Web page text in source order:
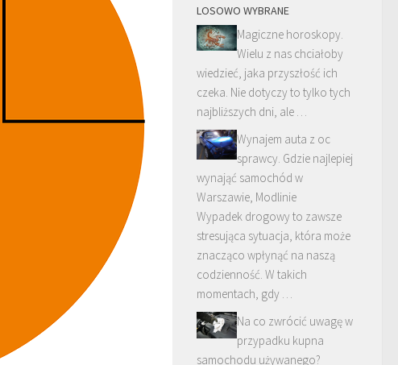
LOSOWO WYBRANE
Magiczne horoskopy.
Wielu z nas chciałoby
wiedzieć, jaka przyszłość ich
czeka. Nie dotyczy to tylko tych
najbliższych dni, ale …
Wynajem auta z oc
sprawcy. Gdzie najlepiej
wynająć samochód w
Warszawie, Modlinie
Wypadek drogowy to zawsze
stresująca sytuacja, która może
znacząco wpłynąć na naszą
codzienność. W takich
momentach, gdy …
Na co zwrócić uwagę w
przypadku kupna
samochodu używanego?